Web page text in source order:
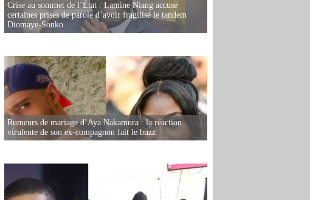
Crise au sommet de l’État : Lamine Niang accuse
certaines prises de parole d’avoir fragilisé le tandem
Diomaye-Sonko
Rumeurs de mariage d’Aya Nakamura : la réaction
virulente de son ex-compagnon fait le buzz